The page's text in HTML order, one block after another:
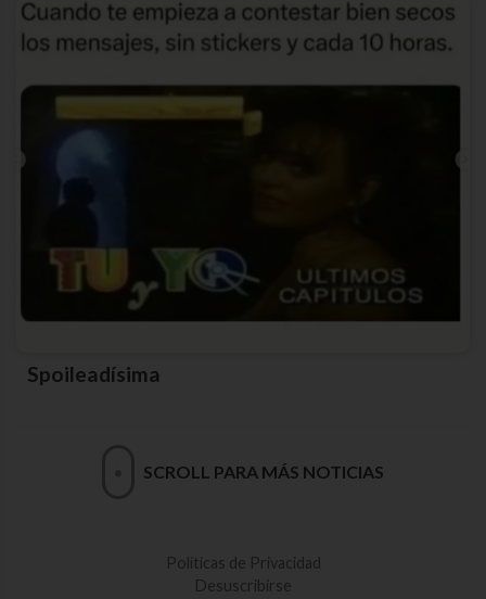
Spoileadísima
SCROLL PARA MÁS NOTICIAS
Políticas de Privacidad
Desuscribirse